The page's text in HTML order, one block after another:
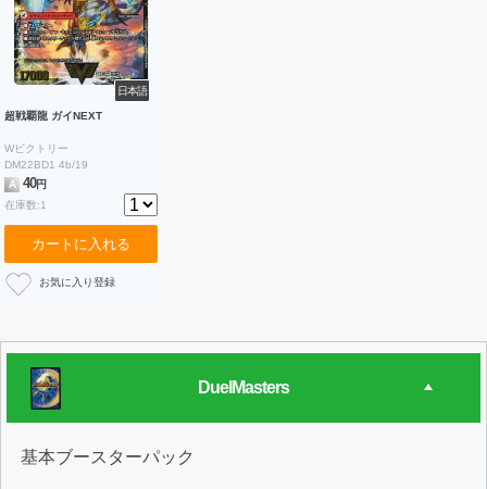
日本語
超戦覇龍 ガイNEXT
Wビクトリー
DM22BD1 4b/19
A
40円
在庫数:1
カートに入れる
DuelMasters
基本ブースターパック